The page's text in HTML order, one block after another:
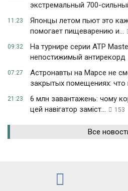
экстремальный 700-
11:23
Японцы летом пьют это
помогает пищеварению и...
09:32
На турнире серии ATP
непостижимый антирекорд
07:27
Астронавты на Марсе не
закрытых помещениях: что
21:23
6 млн завантажень: чому
цей навігатор заміст...
153
Все